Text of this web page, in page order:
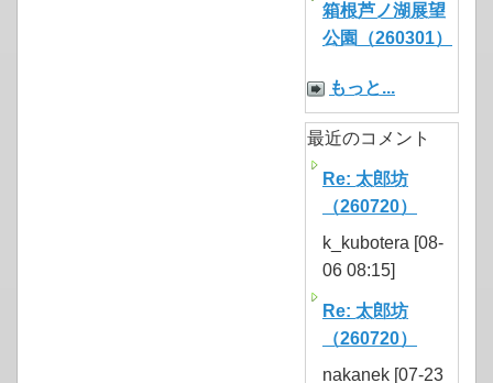
箱根芦ノ湖展望
公園（260301）
もっと...
最近のコメント
Re: 太郎坊
（260720）
k_kubotera [08-
06 08:15]
Re: 太郎坊
（260720）
nakanek [07-23